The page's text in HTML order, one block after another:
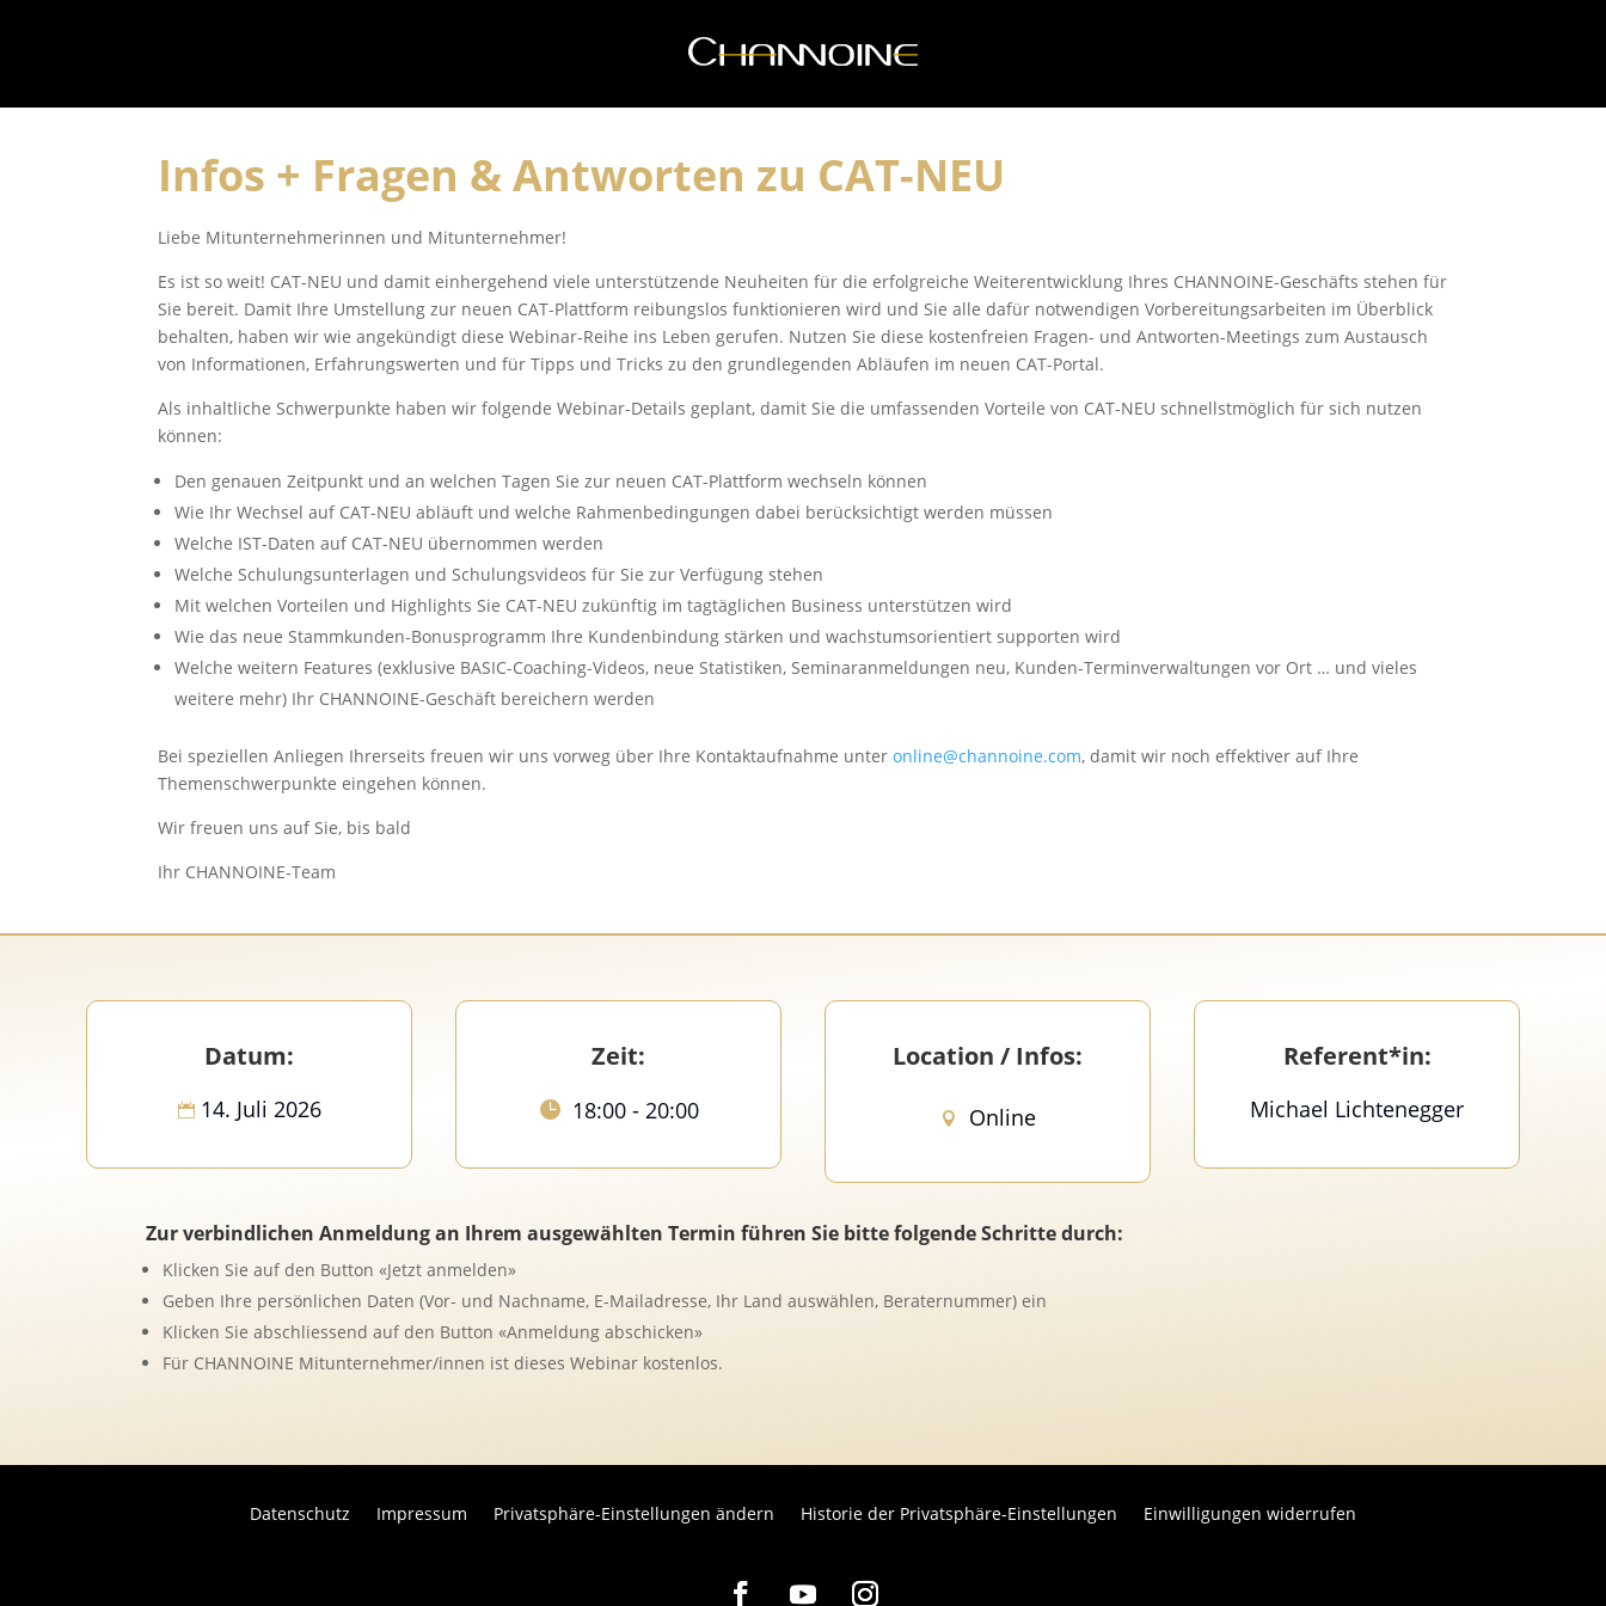
Infos + Fragen & Antworten zu CAT-NEU
Liebe Mitunternehmerinnen und Mitunternehmer!
Es ist so weit! CAT-NEU und damit einhergehend viele unterstützende Neuheiten für die erfolgreiche Weiterentwicklung Ihres CHANNOINE-Geschäfts stehen für
Sie bereit. Damit Ihre Umstellung zur neuen CAT-Plattform reibungslos funktionieren wird und Sie alle dafür notwendigen Vorbereitungsarbeiten im Überblick
behalten, haben wir wie angekündigt diese Webinar-Reihe ins Leben gerufen. Nutzen Sie diese kostenfreien Fragen- und Antworten-Meetings zum Austausch
von Informationen, Erfahrungswerten und für Tipps und Tricks zu den grundlegenden Abläufen im neuen CAT-Portal.
Als inhaltliche Schwerpunkte haben wir folgende Webinar-Details geplant, damit Sie die umfassenden Vorteile von CAT-NEU schnellstmöglich für sich nutzen
können:
Den genauen Zeitpunkt und an welchen Tagen Sie zur neuen CAT-Plattform wechseln können
Wie Ihr Wechsel auf CAT-NEU abläuft und welche Rahmenbedingungen dabei berücksichtigt werden müssen
Welche IST-Daten auf CAT-NEU übernommen werden
Welche Schulungsunterlagen und Schulungsvideos für Sie zur Verfügung stehen
Mit welchen Vorteilen und Highlights Sie CAT-NEU zukünftig im tagtäglichen Business unterstützen wird
Wie das neue Stammkunden-Bonusprogramm Ihre Kundenbindung stärken und wachstumsorientiert supporten wird
Welche weitern Features (exklusive BASIC-Coaching-Videos, neue Statistiken, Seminaranmeldungen neu, Kunden-Terminverwaltungen vor Ort … und vieles
weitere mehr) Ihr CHANNOINE-Geschäft bereichern werden
Bei speziellen Anliegen Ihrerseits freuen wir uns vorweg über Ihre Kontaktaufnahme unter online@channoine.com, damit wir noch effektiver auf Ihre
Themenschwerpunkte eingehen können.
Wir freuen uns auf Sie, bis bald
Ihr CHANNOINE-Team
Datum:
14. Juli 2026
Zeit:
18:00 - 20:00
Location / Infos:
Online
Referent*in:
Michael Lichtenegger
Zur verbindlichen Anmeldung an Ihrem ausgewählten Termin führen Sie bitte folgende Schritte durch:
Klicken Sie auf den Button «Jetzt anmelden»
Geben Ihre persönlichen Daten (Vor- und Nachname, E-Mailadresse, Ihr Land auswählen, Beraternummer) ein
Klicken Sie abschliessend auf den Button «Anmeldung abschicken»
Für CHANNOINE Mitunternehmer/innen ist dieses Webinar kostenlos.
Datenschutz Impressum Privatsphäre-Einstellungen ändern Historie der Privatsphäre-Einstellungen Einwilligungen widerrufen